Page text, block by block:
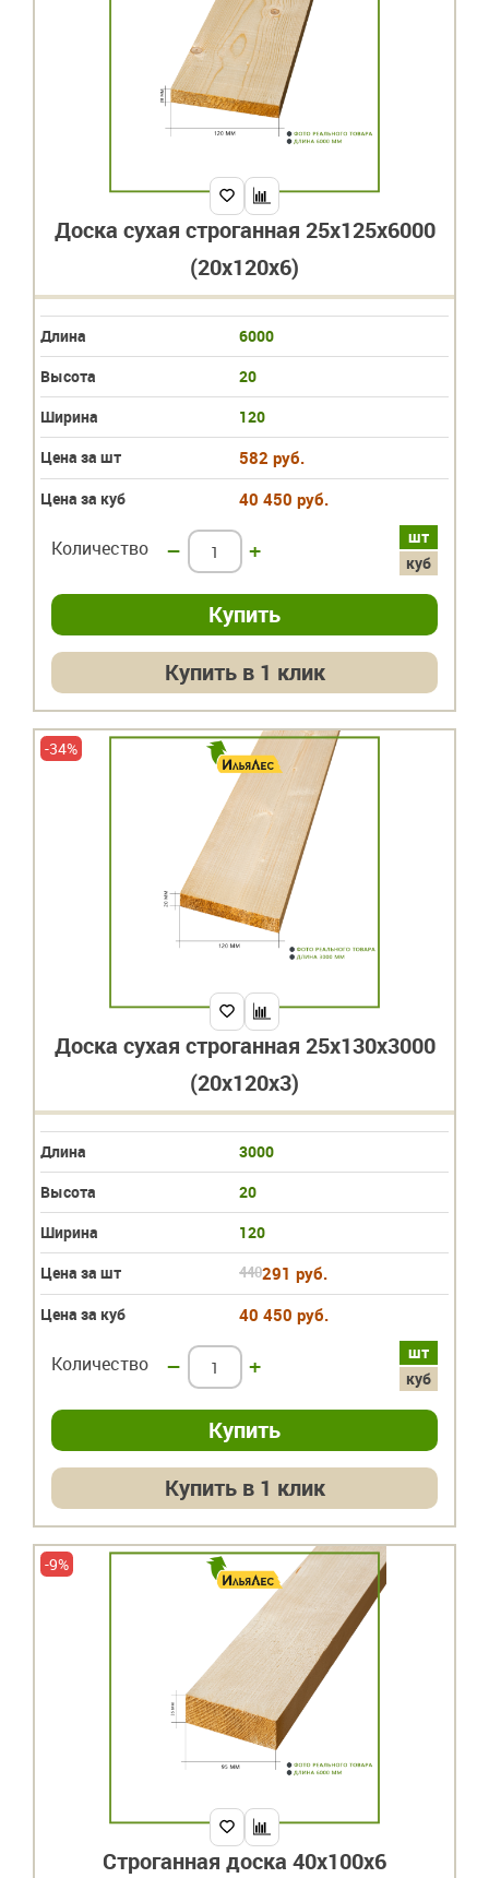
Доска сухая строганная 25х125х6000
(20х120х6)
Длина
6000
Высота
20
Ширина
120
Цена за шт
582 руб.
Цена за куб 40 450 руб.
шт
куб
Количество – +
Купить в 1 клик
-34%
Доска сухая строганная 25х130х3000
(20х120х3)
Длина
3000
Высота
20
Ширина
120
Цена за шт
440291 руб.
Цена за куб 40 450 руб.
шт
куб
Количество – +
Купить в 1 клик
-9%
Строганная доска 40х100х6